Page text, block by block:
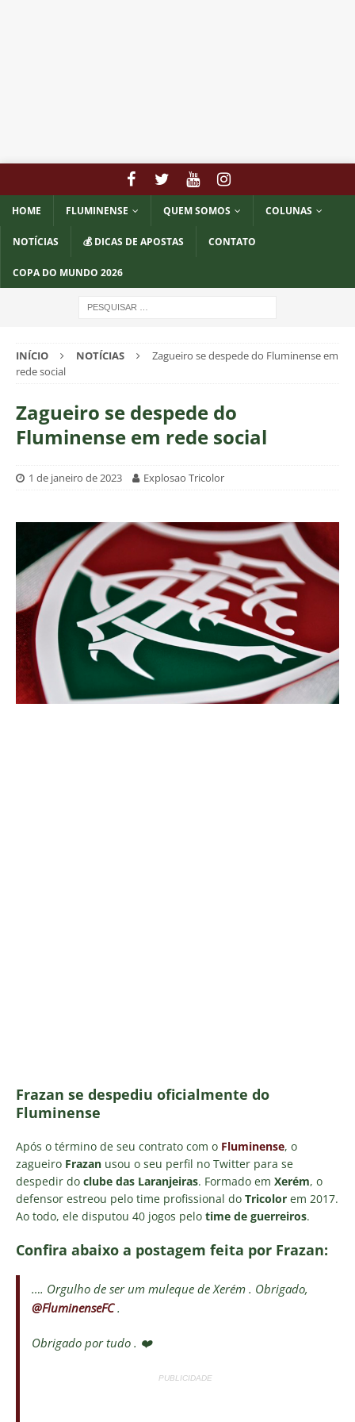
HOME FLUMINENSE QUEM SOMOS COLUNAS
NOTÍCIAS 💰 DICAS DE APOSTAS CONTATO
COPA DO MUNDO 2026
INÍCIO NOTÍCIAS
Zagueiro se despede do Fluminense em
rede social
Zagueiro se despede do
Fluminense em rede social
1 de janeiro de 2023 Explosao Tricolor
Frazan se despediu oficialmente do
Fluminense
Após o término de seu contrato com o Fluminense, o
zagueiro Frazan usou o seu perfil no Twitter para se
despedir do clube das Laranjeiras. Formado em Xerém, o
defensor estreou pelo time profissional do Tricolor em 2017.
Ao todo, ele disputou 40 jogos pelo time de guerreiros.
Confira abaixo a postagem feita por Frazan:
…. Orgulho de ser um muleque de Xerém . Obrigado,
@FluminenseFC.
Obrigado por tudo . ❤️
PUBLICIDADE